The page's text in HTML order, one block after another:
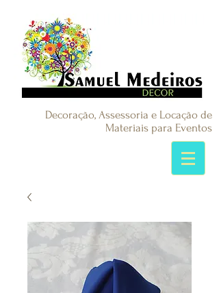
Decoração, Assessoria e Locação de
Materiais para Eventos